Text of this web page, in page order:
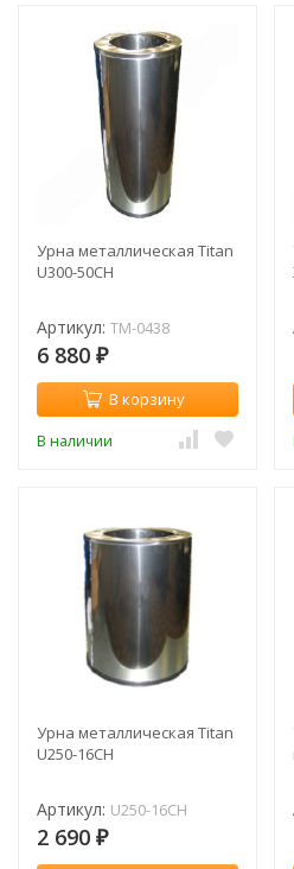
Урна металлическая Titan
U300-50CH
Артикул: TM-0438
6 880 ₽
В корзину
В наличии
Урна металлическая Titan
U250-16CH
Артикул: U250-16CH
2 690 ₽